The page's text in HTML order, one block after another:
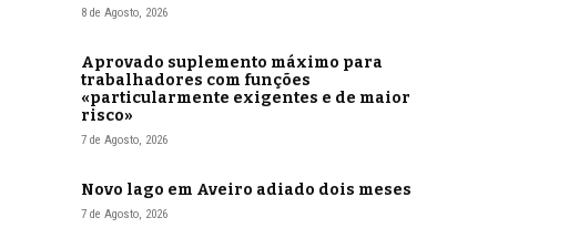
8 de Agosto, 2026
Aprovado suplemento máximo para
trabalhadores com funções
«particularmente exigentes e de maior
risco»
7 de Agosto, 2026
Novo lago em Aveiro adiado dois meses
7 de Agosto, 2026